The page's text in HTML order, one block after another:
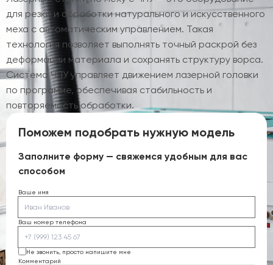
для резки и обработки натурального и искусственного
меха с автоматическим управлением. Такая
технология позволяет выполнять точный раскрой без
деформации материала и сохранять структуру ворса.
Система ЧПУ управляет движением лазерной головки
по программе, обеспечивая стабильность и
повторяемость обработки.
Поможем подобрать нужную модель
Заполните форму — свяжемся удобным для вас
способом
Ваше имя
Ваш номер телефона
Не звонить, просто напишите мне
Комментарий